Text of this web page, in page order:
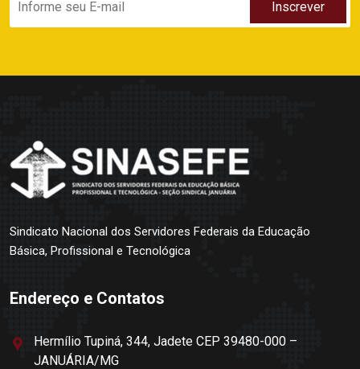
Sindicato Nacional dos Servidores Federais da Educação
Básica, Profissional e Tecnológica
Endereço e Contatos
Hermílio Tupiná, 344, Jadete CEP 39480-000 –
JANUÁRIA/MG